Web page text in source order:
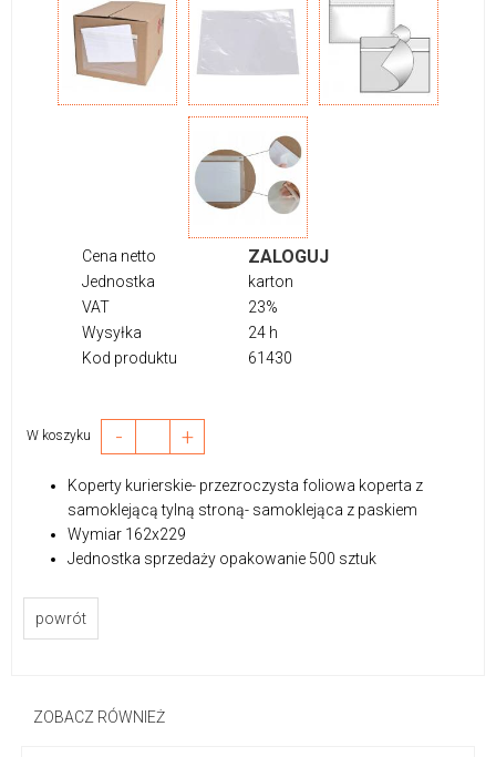
Cena netto ZALOGUJ
Jednostka
karton
VAT
23%
Wysyłka
24 h
Kod produktu
61430
W koszyku - +
Koperty kurierskie- przezroczysta foliowa koperta z
samoklejącą tylną stroną- samoklejąca z paskiem
Wymiar 162x229
Jednostka sprzedaży opakowanie 500 sztuk
powrót
ZOBACZ RÓWNIEŻ